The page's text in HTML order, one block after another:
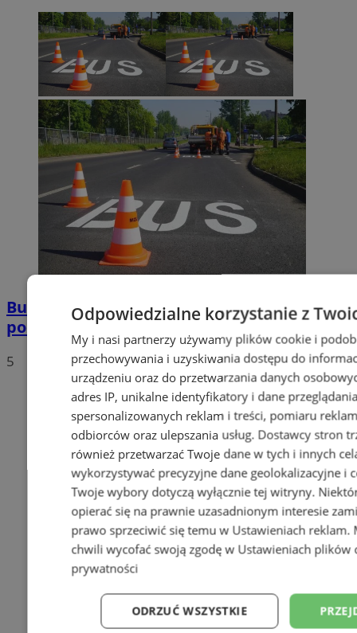
Buspas w Zagórzu już działa. To jednak
początek zmian
5
Odpowiedzialne korzystanie z
My i nasi partnerzy używamy plików cookie i
przechowywania i uzyskiwania dostępu do
urządzeniu oraz do przetwarzania danych
adres IP, unikalne identyfikatory i dane
spersonalizowanych reklam i treści, pomiaru
odbiorców oraz ulepszania usług. Dostawcy stron
również przetwarzać Twoje dane w tych i innych
wykorzystywać precyzyjne dane geolokalizacyjne i
Twoje wybory dotyczą wyłącznie tej witryny.
opierać się na prawnie uzasadnionym interesie
prawo sprzeciwić się temu w Ustawieniach reklam.
chwili wycofać swoją zgodę w Ustawieniach plików
prywatności
ODRZUĆ WSZYSTKIE